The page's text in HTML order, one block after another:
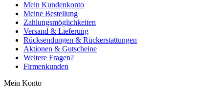
Mein Kundenkonto
Meine Bestellung
Zahlungsmöglichkeiten
Versand & Lieferung
Rücksendungen & Rückerstattungen
Aktionen & Gutscheine
Weitere Fragen?
Firmenkunden
Mein Konto